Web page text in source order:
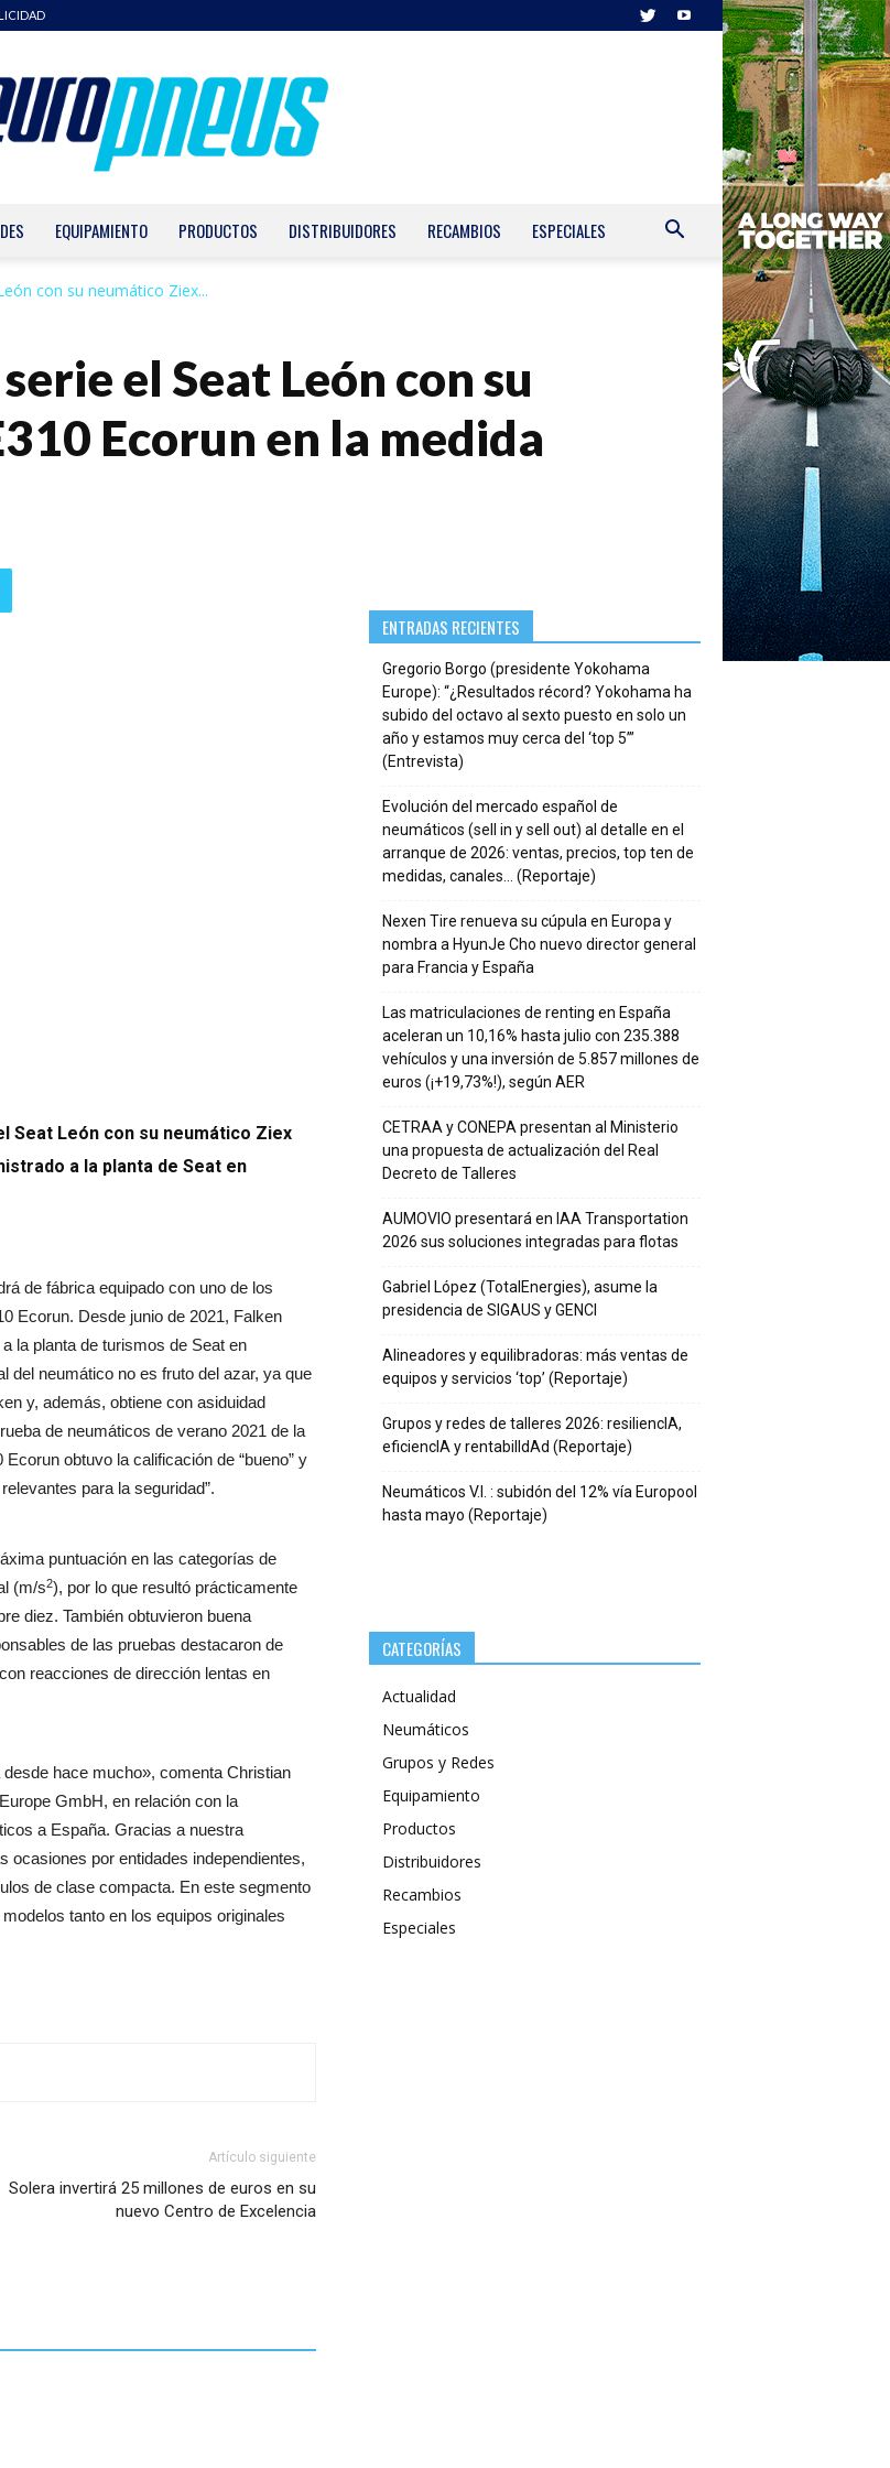
EQUIPAMIENTO PRODUCTOS DISTRIBUIDORES RECAMBIOS ESPECIALES
con su neumático Ziex...
el Seat León con su
Ecorun en la medida
Seat León con su neumático Ziex
a la planta de Seat en
de fábrica equipado con uno de los
Ecorun. Desde junio de 2021, Falken
la planta de turismos de Seat en
del neumático no es fruto del azar, ya que
y, además, obtiene con asiduidad
de neumáticos de verano 2021 de la
obtuvo la calificación de “bueno” y
para la seguridad”.
puntuación en las categorías de
(m/s2), por lo que resultó prácticamente
diez. También obtuvieron buena
de las pruebas destacaron de
reacciones de dirección lentas en
hace mucho», comenta Christian
GmbH, en relación con la
a España. Gracias a nuestra
ocasiones por entidades independientes,
de clase compacta. En este segmento
tanto en los equipos originales
Artículo siguiente
Solera invertirá 25 millones de euros en su
nuevo Centro de Excelencia
ENTRADAS RECIENTES
Gregorio Borgo (presidente Yokohama
Europe): “¿Resultados récord? Yokohama ha
subido del octavo al sexto puesto en solo un
año y estamos muy cerca del ‘top 5’”
(Entrevista)
Evolución del mercado español de
neumáticos (sell in y sell out) al detalle en el
arranque de 2026: ventas, precios, top ten de
medidas, canales… (Reportaje)
Nexen Tire renueva su cúpula en Europa y
nombra a HyunJe Cho nuevo director general
para Francia y España
Las matriculaciones de renting en España
aceleran un 10,16% hasta julio con 235.388
vehículos y una inversión de 5.857 millones de
euros (¡+19,73%!), según AER
CETRAA y CONEPA presentan al Ministerio
una propuesta de actualización del Real
Decreto de Talleres
AUMOVIO presentará en IAA Transportation
2026 sus soluciones integradas para flotas
Gabriel López (TotalEnergies), asume la
presidencia de SIGAUS y GENCI
Alineadores y equilibradoras: más ventas de
equipos y servicios ‘top’ (Reportaje)
Grupos y redes de talleres 2026: resiliencIA,
eficiencIA y rentabilIdAd (Reportaje)
Neumáticos V.I. : subidón del 12% vía Europool
hasta mayo (Reportaje)
CATEGORÍAS
Actualidad
Neumáticos
Grupos y Redes
Equipamiento
Productos
Distribuidores
Recambios
Especiales